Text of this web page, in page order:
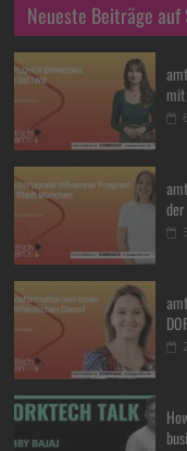
Neueste Beiträge auf